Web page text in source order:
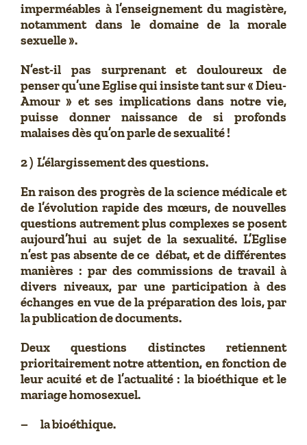
imperméables à l’enseignement du magistère,
notamment dans le domaine de la morale
sexuelle ».
N’est-il pas surprenant et douloureux de
penser qu’une Eglise qui insiste tant sur « Dieu-
Amour » et ses implications dans notre vie,
puisse donner naissance de si profonds
malaises dès qu’on parle de sexualité !
2 ) L’élargissement des questions.
En raison des progrès de la science médicale et
de l’évolution rapide des mœurs, de nouvelles
questions autrement plus complexes se posent
aujourd’hui au sujet de la sexualité. L’Eglise
n’est pas absente de ce débat, et de différentes
manières : par des commissions de travail à
divers niveaux, par une participation à des
échanges en vue de la préparation des lois, par
la publication de documents.
Deux questions distinctes retiennent
prioritairement notre attention, en fonction de
leur acuité et de l’actualité : la bioéthique et le
mariage homosexuel.
– la bioéthique.